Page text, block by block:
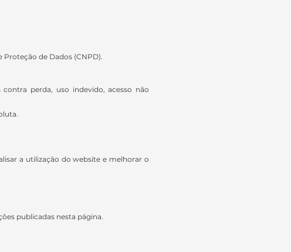
de Dados (CNPD).
perda, uso indevido, acesso não
a utilização do website e melhorar o
publicadas nesta página.